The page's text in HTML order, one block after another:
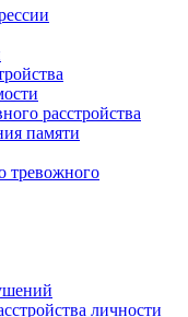
расстройства
памяти
тревожного
личности